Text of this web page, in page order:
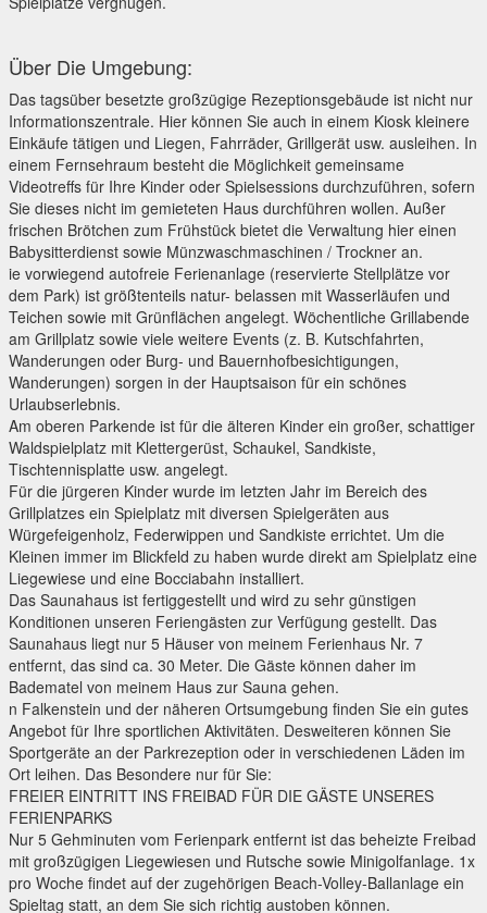
Über Die Umgebung:
Das tagsüber besetzte großzügige Rezeptionsgebäude ist nicht nur
Informationszentrale. Hier können Sie auch in einem Kiosk kleinere
Einkäufe tätigen und Liegen, Fahrräder, Grillgerät usw. ausleihen. In
einem Fernsehraum besteht die Möglichkeit gemeinsame
Videotreffs für Ihre Kinder oder Spielsessions durchzuführen, sofern
Sie dieses nicht im gemieteten Haus durchführen wollen. Außer
frischen Brötchen zum Frühstück bietet die Verwaltung hier einen
Babysitterdienst sowie Münzwaschmaschinen / Trockner an.
ie vorwiegend autofreie Ferienanlage (reservierte Stellplätze vor
dem Park) ist größtenteils natur- belassen mit Wasserläufen und
Teichen sowie mit Grünflächen angelegt. Wöchentliche Grillabende
am Grillplatz sowie viele weitere Events (z. B. Kutschfahrten,
Wanderungen oder Burg- und Bauernhofbesichtigungen,
Wanderungen) sorgen in der Hauptsaison für ein schönes
Urlaubserlebnis.
Am oberen Parkende ist für die älteren Kinder ein großer, schattiger
Waldspielplatz mit Klettergerüst, Schaukel, Sandkiste,
Tischtennisplatte usw. angelegt.
Für die jürgeren Kinder wurde im letzten Jahr im Bereich des
Grillplatzes ein Spielplatz mit diversen Spielgeräten aus
Würgefeigenholz, Federwippen und Sandkiste errichtet. Um die
Kleinen immer im Blickfeld zu haben wurde direkt am Spielplatz eine
Liegewiese und eine Bocciabahn installiert.
Das Saunahaus ist fertiggestellt und wird zu sehr günstigen
Konditionen unseren Feriengästen zur Verfügung gestellt. Das
Saunahaus liegt nur 5 Häuser von meinem Ferienhaus Nr. 7
entfernt, das sind ca. 30 Meter. Die Gäste können daher im
Badematel von meinem Haus zur Sauna gehen.
n Falkenstein und der näheren Ortsumgebung finden Sie ein gutes
Angebot für Ihre sportlichen Aktivitäten. Desweiteren können Sie
Sportgeräte an der Parkrezeption oder in verschiedenen Läden im
Ort leihen. Das Besondere nur für Sie:
FREIER EINTRITT INS FREIBAD FÜR DIE GÄSTE UNSERES
FERIENPARKS
Nur 5 Gehminuten vom Ferienpark entfernt ist das beheizte Freibad
mit großzügigen Liegewiesen und Rutsche sowie Minigolfanlage. 1x
pro Woche findet auf der zugehörigen Beach-Volley-Ballanlage ein
Spieltag statt, an dem Sie sich richtig austoben können.